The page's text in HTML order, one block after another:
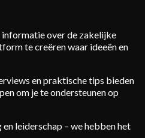
informatie over de zakelijke
te creëren waar ideeën en
en praktische tips bieden
om je te ondersteunen op
leiderschap – we hebben het